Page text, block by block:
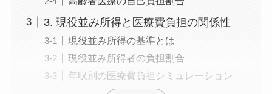
3. 現役並み所得と医療費負担の関係性
現役並み所得の基準とは
現役並み所得者の負担割合
年収別の医療費負担シミュレーション